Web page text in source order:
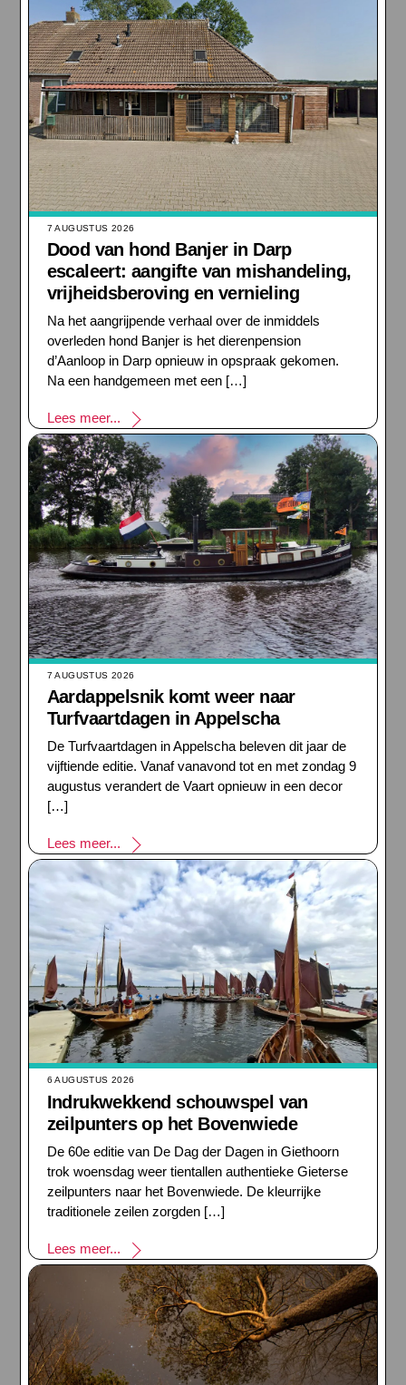
7 AUGUSTUS 2026
Dood van hond Banjer in Darp
escaleert: aangifte van mishandeling,
vrijheidsberoving en vernieling
Na het aangrijpende verhaal over de inmiddels
overleden hond Banjer is het dierenpension
d’Aanloop in Darp opnieuw in opspraak gekomen.
Na een handgemeen met een […]
Lees meer...
7 AUGUSTUS 2026
Aardappelsnik komt weer naar
Turfvaartdagen in Appelscha
De Turfvaartdagen in Appelscha beleven dit jaar de
vijftiende editie. Vanaf vanavond tot en met zondag 9
augustus verandert de Vaart opnieuw in een decor
[…]
Lees meer...
6 AUGUSTUS 2026
Indrukwekkend schouwspel van
zeilpunters op het Bovenwiede
De 60e editie van De Dag der Dagen in Giethoorn
trok woensdag weer tientallen authentieke Gieterse
zeilpunters naar het Bovenwiede. De kleurrijke
traditionele zeilen zorgden […]
Lees meer...